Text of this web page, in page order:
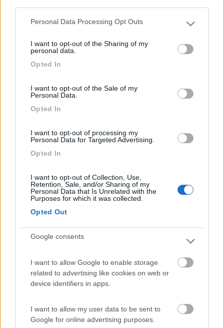
Please note that this website/app uses one or more Google
not limited to your visit or usage behaviour. You may click to
grant or deny consent to Google and its third-party tags to
use your data for below specified purposes in below Google
Personal Data Processing Opt Outs
I want to opt-out of the Sharing of my
personal data.
Opted In
I want to opt-out of the Sale of my
Personal Data.
Opted In
I want to opt-out of processing my
Personal Data for Targeted Advertising.
Opted In
I want to opt-out of Collection, Use,
Retention, Sale, and/or Sharing of my
Personal Data that Is Unrelated with the
Purposes for which it was collected.
Opted Out
Google consents
I want to allow Google to enable storage
related to advertising like cookies on web or
device identifiers in apps.
I want to allow my user data to be sent to
Google for online advertising purposes.
Struttura con appartamenti e ampie piazzole sotto
Acqualagna (PU) - 33.1km
Pieve del Cole 11
Area di sosta (AA)
Bibbiena (AR) - 34.9km
Strada delle Pescina - Loc. Pianacci n 23